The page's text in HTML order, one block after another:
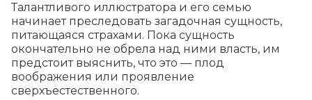
Талантливого иллюстратора и его семью
начинает преследовать загадочная сущность,
питающаяся страхами. Пока сущность
окончательно не обрела над ними власть, им
предстоит выяснить, что это — плод
воображения или проявление
сверхъестественного.